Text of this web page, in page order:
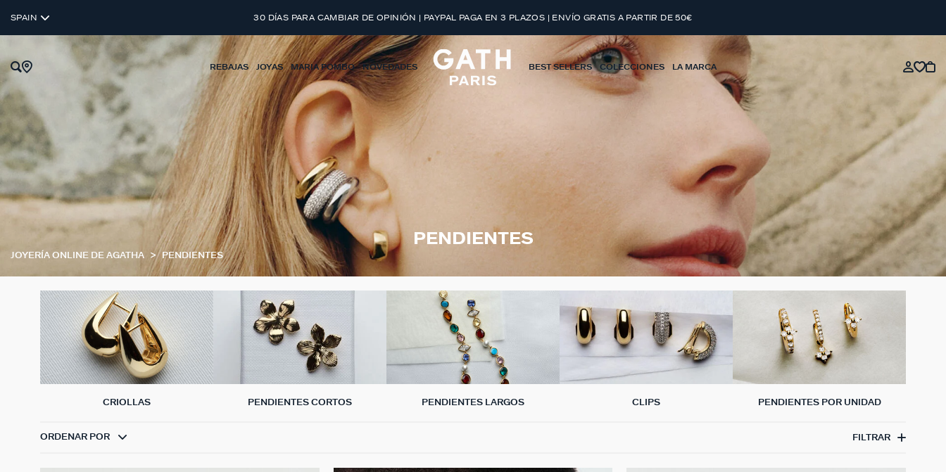
SPAIN 30 DÍAS PARA CAMBIAR DE OPINIÓN | PAYPAL PAGA EN 3 PLAZOS | ENVÍO GRATIS A PARTIR DE 50€
REBAJAS JOYAS MARIA POMBO NOVEDADES BEST SELLERS COLECCIONES LA MARCA
PENDIENTES
CRIOLLAS PENDIENTES CORTOS PENDIENTES LARGOS CLIPS PENDIENTES POR UNIDAD
JOYERÍA ONLINE DE AGATHA PENDIENTES
ORDENAR POR FILTRAR